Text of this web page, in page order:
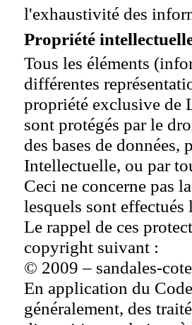
l'exhaustivité des
Propriété
Tous les éléments
différentes
propriété exclusive de
sont protégés par le
des bases de
Intellectuelle, ou par
Ceci ne concerne pas
lesquels sont effectués
Le rappel de ces
copyright suivant :
© 2009 – sandales-
En application du
généralement, des